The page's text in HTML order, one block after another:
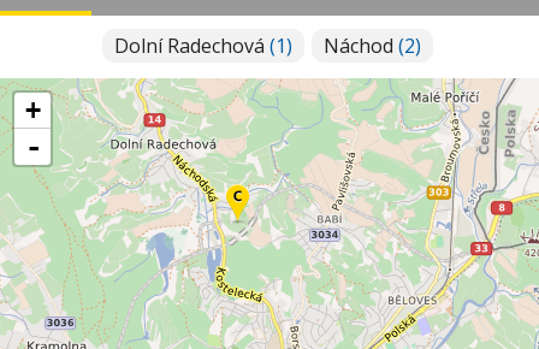
Dolní Radechová (1) Náchod (2)
+
-